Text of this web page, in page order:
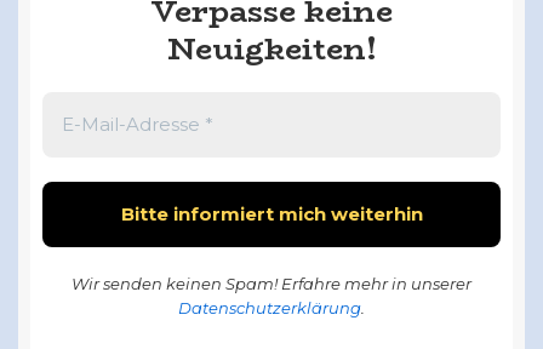
Verpasse keine
Neuigkeiten!
Wir senden keinen Spam! Erfahre mehr in unserer
Datenschutzerklärung.